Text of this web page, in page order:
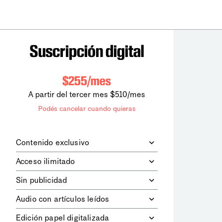
Suscripción digital
$255/mes
A partir del tercer mes $510/mes
Podés cancelar cuando quieras
Contenido exclusivo
digitales dela diaria
los contenidos de Le Monde
diplomatique.
Acceso ilimitado
contenidos.
Sin publicidad
publicitarios.
Audio con artículos leídos
Edición papel digitalizada